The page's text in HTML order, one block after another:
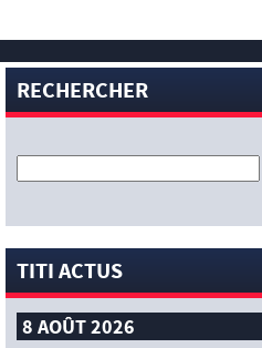
RECHERCHER
TITI ACTUS
8 AOÛT 2026